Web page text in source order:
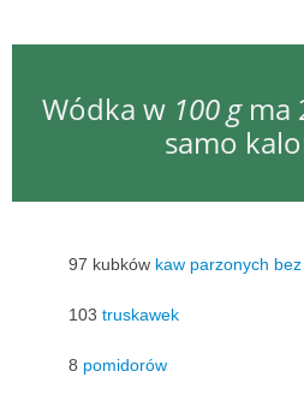
Wódka w 100 gma
samo
97 kubków kaw parzonych
103 truskawek
8 pomidorów